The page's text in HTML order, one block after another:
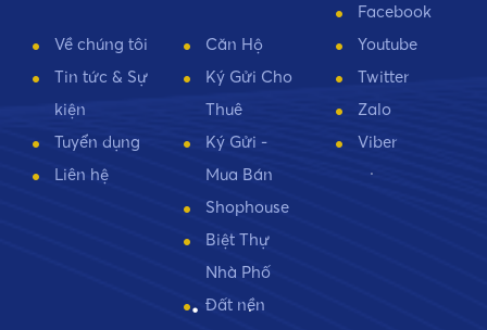
Về chúng tôi
Tin tức & Sự
kiện
Tuyển dụng
Liên hệ
Căn Hộ
Ký Gửi Cho
Thuê
Ký Gửi -
Mua Bán
Shophouse
Biệt Thự
Nhà Phố
Đất nền
Facebook
Youtube
Twitter
Zalo
Viber